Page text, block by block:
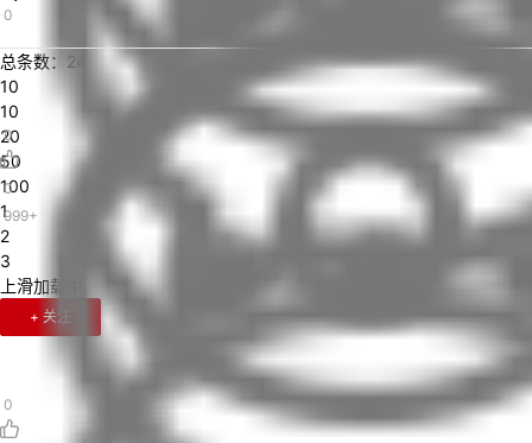
0
0
0
999+
0
总条数：24
10
10
20
50
100
1
2
3
上滑加载中
+ 关注